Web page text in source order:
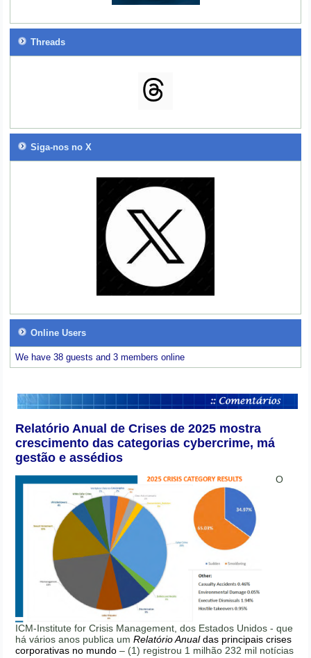
Threads
Siga-nos no X
Online Users
We have 38 guests and 3 members online
Relatório Anual de Crises de 2025 mostra
crescimento das categorias cybercrime, má
gestão e assédios
O
ICM-Institute for Crisis Management, dos Estados Unidos - que
há vários anos publica umRelatório Anualdas principais crises
corporativas no mundo – (1) registrou 1 milhão 232 mil notícias